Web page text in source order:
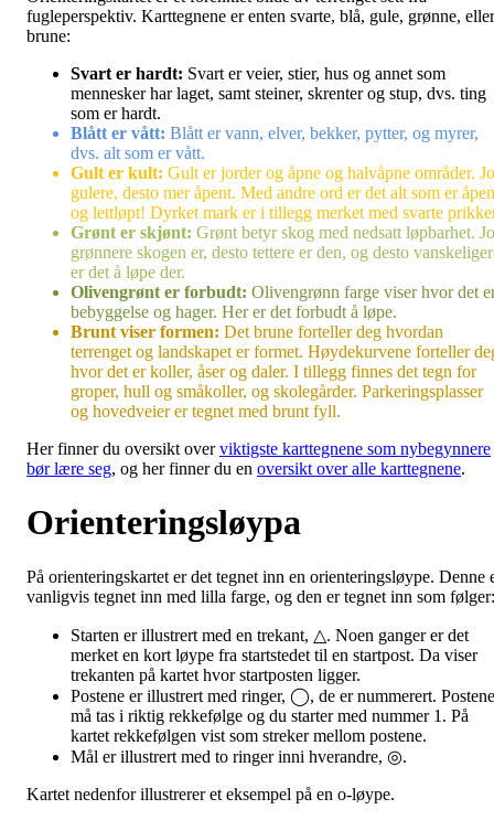
fugleperspektiv. Karttegnene er enten svarte, blå, gule, grønne, eller
brune:
Svart er hardt: Svart er veier, stier, hus og annet som
mennesker har laget, samt steiner, skrenter og stup, dvs. ting
som er hardt.
Blått er vått: Blått er vann, elver, bekker, pytter, og myrer,
dvs. alt som er vått.
Gult er kult: Gult er jorder og åpne og halvåpne områder. Jo
gulere, desto mer åpent. Med andre ord er det alt som er
og lettløpt! Dyrket mark er i tillegg merket med svarte
Grønt er skjønt: Grønt betyr skog med nedsatt løpbarhet. Jo
grønnere skogen er, desto tettere er den, og desto
er det å løpe der.
Olivengrønt er forbudt: Olivengrønn farge viser hvor det
bebyggelse og hager. Her er det forbudt å løpe.
Brunt viser formen: Det brune forteller deg hvordan
terrenget og landskapet er formet. Høydekurvene forteller
hvor det er koller, åser og daler. I tillegg finnes det tegn for
groper, hull og småkoller, og skolegårder. Parkeringsplasser
og hovedveier er tegnet med brunt fyll.
Her finner du oversikt overviktigste karttegnene som nybegynnere
bør lære seg, og her finner du en oversikt over alle karttegnene.
Orienteringsløypa
På orienteringskartet er det tegnet inn en orienteringsløype. Denne
vanligvis tegnet inn med lilla farge, og den er tegnet inn som følger:
Starten er illustrert med en trekant, △. Noen ganger er det
merket en kort løype fra startstedet til en startpost. Da viser
trekanten på kartet hvor startposten ligger.
Postene er illustrert med ringer, ◯, de er nummerert. Postene
må tas i riktig rekkefølge og du starter med nummer 1. På
kartet rekkefølgen vist som streker mellom postene.
Mål er illustrert med to ringer inni hverandre, ◎.
Kartet nedenfor illustrerer et eksempel på en o-løype.